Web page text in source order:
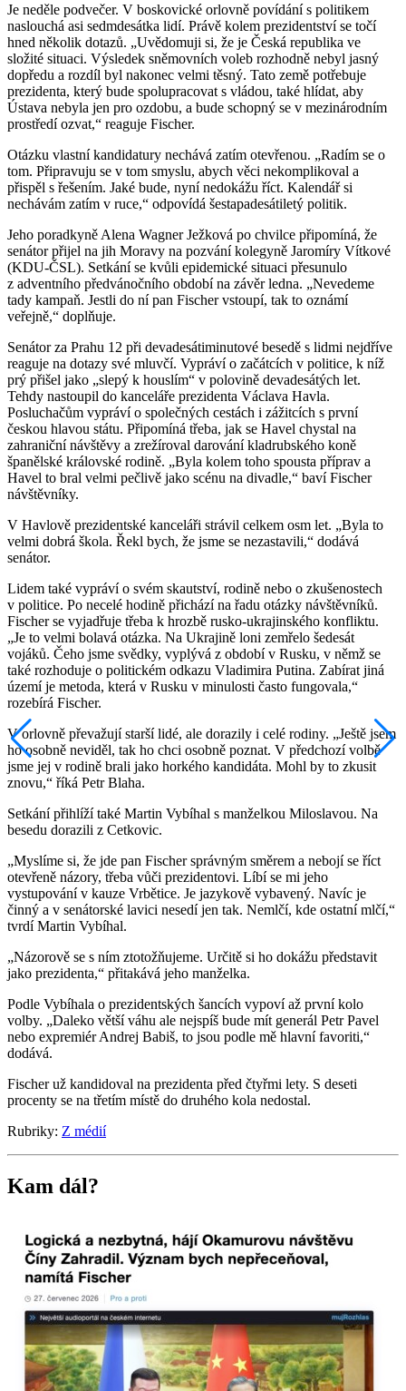
Je neděle podvečer. V boskovické orlovně povídání s politikem
naslouchá asi sedmdesátka lidí. Právě kolem prezidentství se točí
hned několik dotazů. „Uvědomuji si, že je Česká republika ve
složité situaci. Výsledek sněmovních voleb rozhodně nebyl jasný
dopředu a rozdíl byl nakonec velmi těsný. Tato země potřebuje
prezidenta, který bude spolupracovat s vládou, také hlídat, aby
Ústava nebyla jen pro ozdobu, a bude schopný se v mezinárodním
prostředí ozvat,“ reaguje Fischer.
Otázku vlastní kandidatury nechává zatím otevřenou. „Radím se o
tom. Připravuju se v tom smyslu, abych věci nekomplikoval a
přispěl s řešením. Jaké bude, nyní nedokážu říct. Kalendář si
nechávám zatím v ruce,“ odpovídá šestapadesátiletý politik.
Jeho poradkyně Alena Wagner Ježková po chvilce připomíná, že
senátor přijel na jih Moravy na pozvání kolegyně Jaromíry Vítkové
(KDU-ČSL). Setkání se kvůli epidemické situaci přesunulo
z adventního předvánočního období na závěr ledna. „Nevedeme
tady kampaň. Jestli do ní pan Fischer vstoupí, tak to oznámí
veřejně,“ doplňuje.
Senátor za Prahu 12 při devadesátiminutové besedě s lidmi nejdříve
reaguje na dotazy své mluvčí. Vypráví o začátcích v politice, k níž
prý přišel jako „slepý k houslím“ v polovině devadesátých let.
Tehdy nastoupil do kanceláře prezidenta Václava Havla.
Posluchačům vypráví o společných cestách i zážitcích s první
českou hlavou státu. Připomíná třeba, jak se Havel chystal na
zahraniční návštěvy a zrežíroval darování kladrubského koně
španělské královské rodině. „Byla kolem toho spousta příprav a
Havel to bral velmi pečlivě jako scénu na divadle,“ baví Fischer
návštěvníky.
V Havlově prezidentské kanceláři strávil celkem osm let. „Byla to
velmi dobrá škola. Řekl bych, že jsme se nezastavili,“ dodává
senátor.
Lidem také vypráví o svém skautství, rodině nebo o zkušenostech
v politice. Po necelé hodině přichází na řadu otázky návštěvníků.
Fischer se vyjadřuje třeba k hrozbě rusko-ukrajinského konfliktu.
„Je to velmi bolavá otázka. Na Ukrajině loni zemřelo šedesát
vojáků. Čeho jsme svědky, vyplývá z období v Rusku, v němž se
také rozhoduje o politickém odkazu Vladimira Putina. Zabírat jiná
území je metoda, která v Rusku v minulosti často fungovala,“
rozebírá Fischer.
V orlovně převažují starší lidé, ale dorazily i celé rodiny. „Ještě jsem
ho osobně neviděl, tak ho chci osobně poznat. V předchozí volbě
jsme jej v rodině brali jako horkého kandidáta. Mohl by to zkusit
znovu,“ říká Petr Blaha.
Setkání přihlíží také Martin Vybíhal s manželkou Miloslavou. Na
besedu dorazili z Cetkovic.
„Myslíme si, že jde pan Fischer správným směrem a nebojí se říct
otevřeně názory, třeba vůči prezidentovi. Líbí se mi jeho
vystupování v kauze Vrbětice. Je jazykově vybavený. Navíc je
činný a v senátorské lavici nesedí jen tak. Nemlčí, kde ostatní mlčí,“
tvrdí Martin Vybíhal.
„Názorově se s ním ztotožňujeme. Určitě si ho dokážu představit
jako prezidenta,“ přitakává jeho manželka.
Podle Vybíhala o prezidentských šancích vypoví až první kolo
volby. „Daleko větší váhu ale nejspíš bude mít generál Petr Pavel
nebo expremiér Andrej Babiš, to jsou podle mě hlavní favoriti,“
dodává.
Fischer už kandidoval na prezidenta před čtyřmi lety. S deseti
procenty se na třetím místě do druhého kola nedostal.
Rubriky: Z médií
Kam dál?